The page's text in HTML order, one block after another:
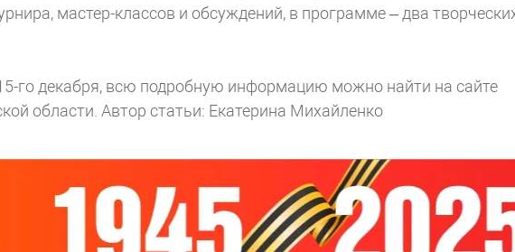
мастер-классов и обсуждений, в программе – два
го декабря, всю подробную информацию можно найти на сайте
области. Автор статьи: Екатерина Михайленко